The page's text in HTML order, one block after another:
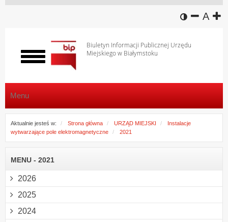
wersja
A
Biuletyn Informacji Publicznej Urzędu
Miejskiego w Białymstoku
Włącz
menu
Menu
Aktualnie jesteś w: Strona główna URZĄD MIEJSKI
Instalacje
wytwarzające pole elektromagnetyczne
2021
MENU - 2021
2026
2025
2024